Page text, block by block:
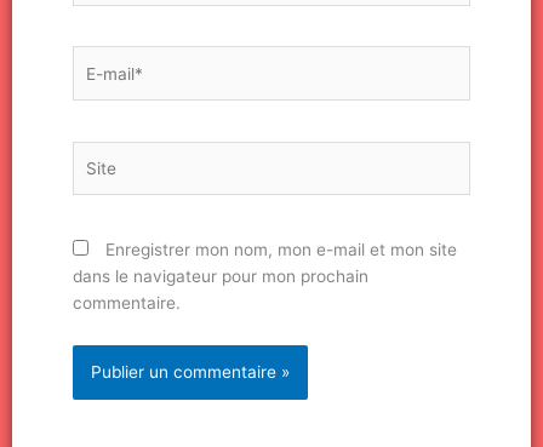
mail*
Enregistrer mon nom, mon e-mail et mon site
dans le navigateur pour mon prochain
commentaire.